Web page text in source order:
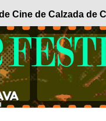
Cine de Calzada de